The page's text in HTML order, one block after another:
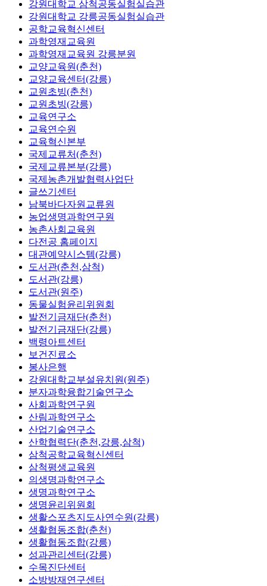
강원대학교 삼척공동실험실습관
강원대학교 강릉공동실험실습관
공학교육혁신센터
과학영재교육원
과학영재교육원 강릉분원
교양교육원(춘천)
교양교육센터(강릉)
교원초빙(춘천)
교원초빙(강릉)
교육연구소
교육연수원
교육혁신본부
국제교류처(춘천)
국제교류본부(강릉)
국제농촌개발협력사업단
글쓰기센터
남북바다자원교류원
농업생명과학연구원
농촌사회교육원
다전공 홈페이지
대관예약시스템(강릉)
도서관(춘천,삼척)
도서관(강릉)
도서관(원주)
동물실험윤리위원회
발전기금재단(춘천)
발전기금재단(강릉)
백령아트센터
보건진료소
봉사은행
강원대학교부설유치원(원주)
분자과학융합기술연구소
사회과학연구원
산림과학연구소
산업기술연구소
산학협력단(춘천,강릉,삼척)
삼척공학교육혁신센터
삼척평생교육원
의생명과학연구소
생명과학연구소
생명윤리위원회
생활스포츠지도사연수원(강릉)
생활협동조합(춘천)
생활협동조합(강릉)
성과관리센터(강릉)
수목진단센터
소방방재연구센터